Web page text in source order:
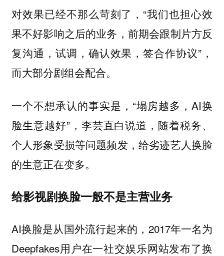
对效果已经不那么苛刻了，“我们也担心效
果不好影响之后的业务，前期会跟制片方反
复沟通，试调，确认效果，签合作协议”，
而大部分剧组会配合。
一个不想承认的事实是，“塌房越多，AI换
脸生意越好”，李芸直白说道，随着税务、
个人形象受损等问题频发，给劣迹艺人换脸
的生意正在变多。
给影视剧换脸一般不是主营业务
AI换脸是从国外流行起来的，2017年一名为
Deepfakes用户在一社交娱乐网站发布了换